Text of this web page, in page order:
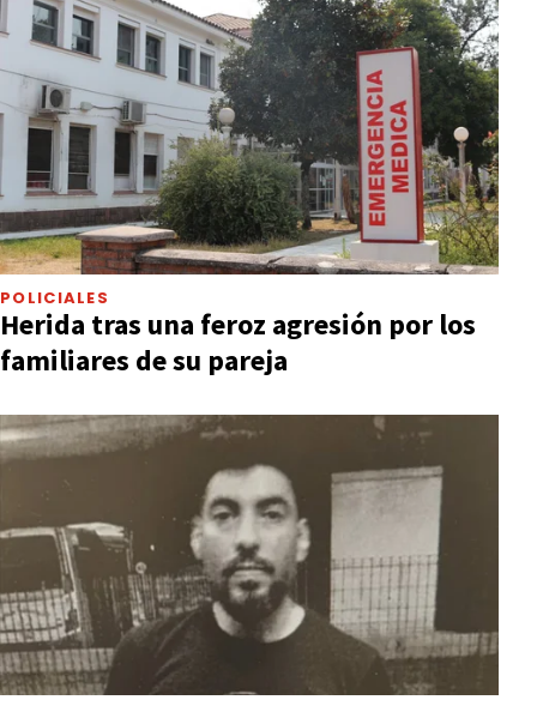
POLICIALES
Herida tras una feroz agresión por los
familiares de su pareja